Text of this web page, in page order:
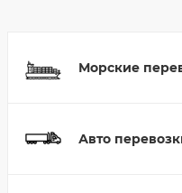
Морские
Авто